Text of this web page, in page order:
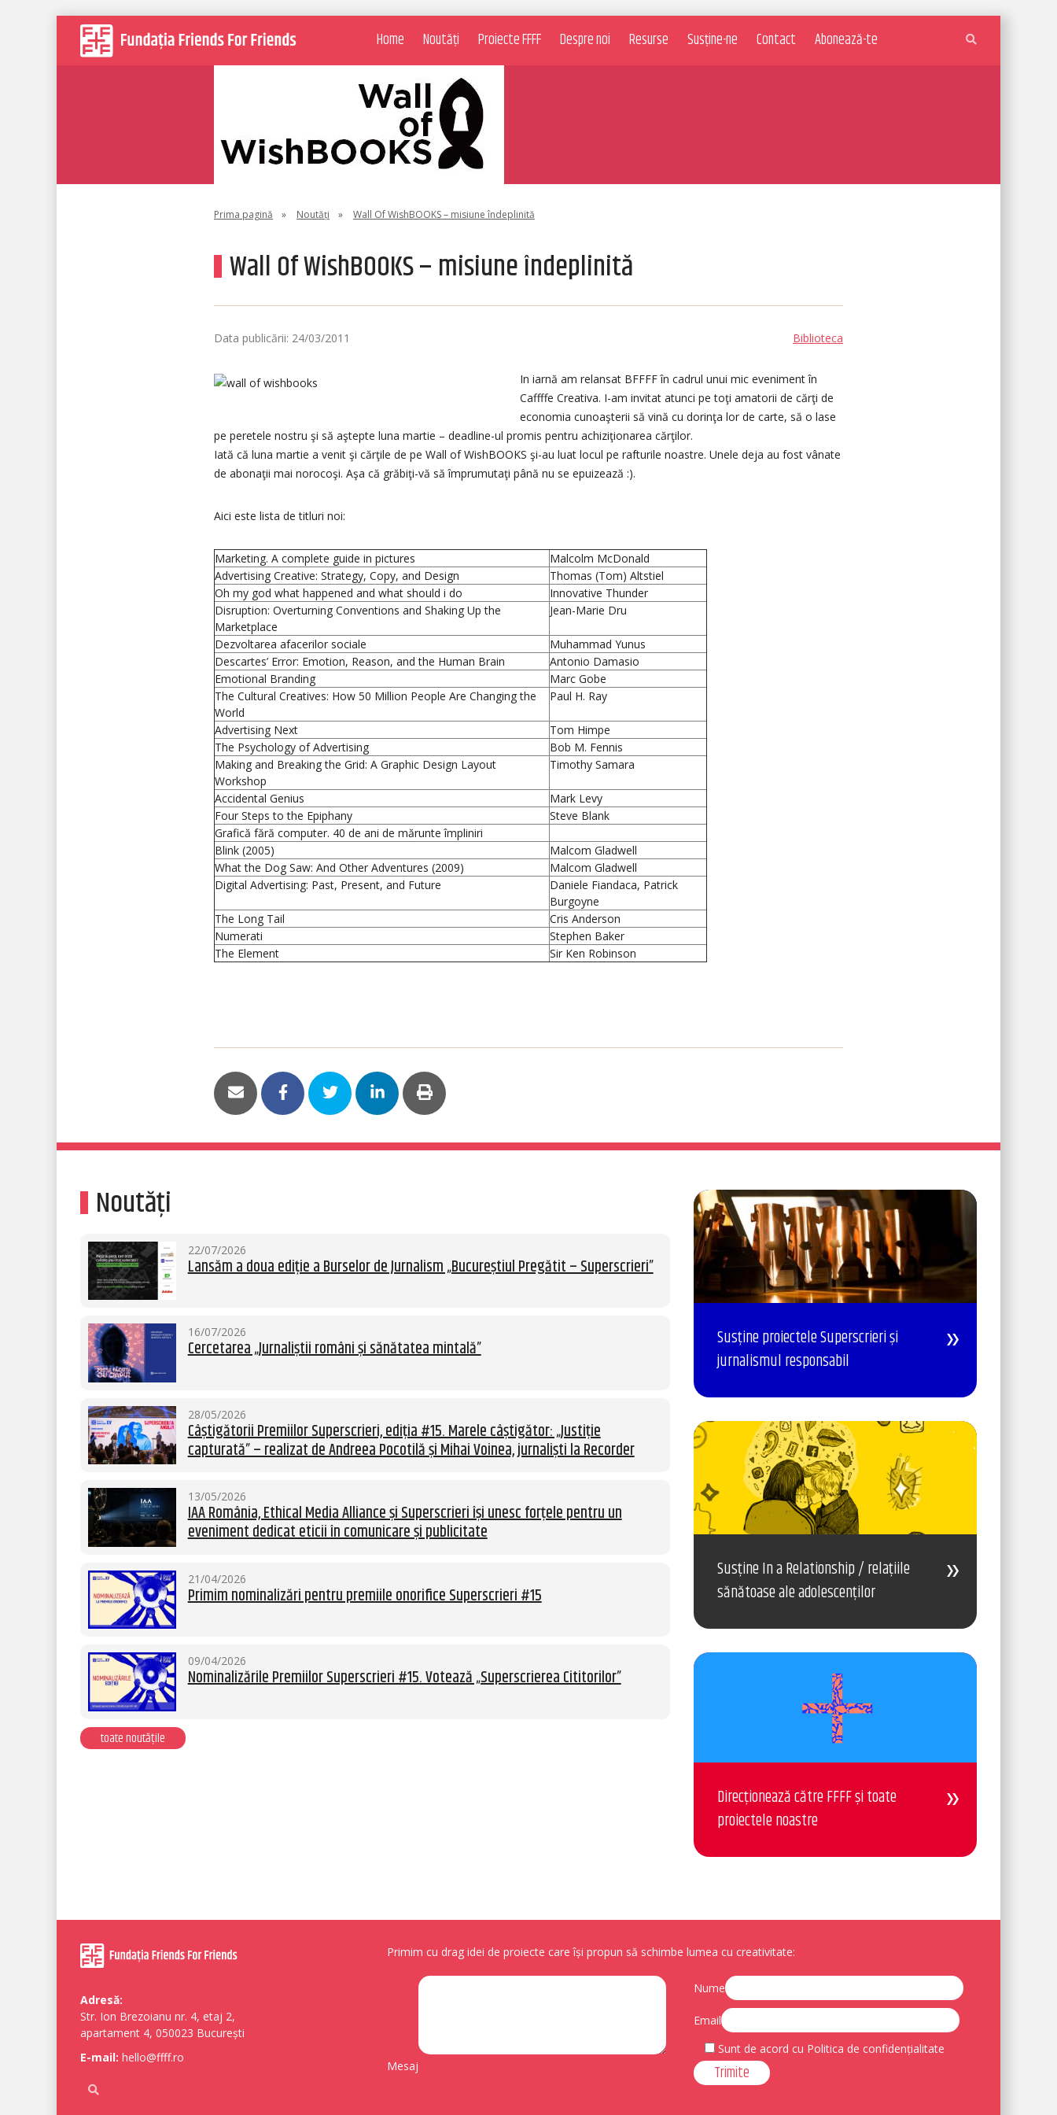
Home Noutăți Proiecte FFFF Despre noi Resurse Susține-ne Contact Abonează-te
Prima pagină » Noutăți » Wall Of WishBOOKS – misiune îndeplinită
Wall Of WishBOOKS – misiune îndeplinită
Data publicării: 24/03/2011 Biblioteca
In iarnă am relansat BFFFF în cadrul unui mic eveniment în
Caffffe Creativa. I-am invitat atunci pe toţi amatorii de cărţi de
economia cunoaşterii să vină cu dorinţa lor de carte, să o lase
pe peretele nostru şi să aştepte luna martie – deadline-ul promis pentru achiziţionarea cărţilor.
Iată că luna martie a venit şi cărţile de pe Wall of WishBOOKS şi-au luat locul pe rafturile noastre. Unele deja au fost vânate
de abonaţii mai norocoşi. Aşa că grăbiţi-vă să împrumutaţi până nu se epuizează :).
Aici este lista de titluri noi:
Marketing. A complete guide in pictures
Malcolm McDonald
Advertising Creative: Strategy, Copy, and Design
Thomas (Tom) Altstiel
Oh my god what happened and what should i do
Innovative Thunder
Disruption: Overturning Conventions and Shaking Up the
Marketplace
Jean-Marie Dru
Dezvoltarea afacerilor sociale
Muhammad Yunus
Descartes’ Error: Emotion, Reason, and the Human Brain
Antonio Damasio
Emotional Branding
Marc Gobe
The Cultural Creatives: How 50 Million People Are Changing the
World
Paul H. Ray
Advertising Next
Tom Himpe
The Psychology of Advertising
Bob M. Fennis
Making and Breaking the Grid: A Graphic Design Layout
Workshop
Timothy Samara
Accidental Genius
Mark Levy
Four Steps to the Epiphany
Steve Blank
Grafică fără computer. 40 de ani de mărunte împliniri
Blink (2005)
Malcom Gladwell
What the Dog Saw: And Other Adventures (2009)
Malcom Gladwell
Digital Advertising: Past, Present, and Future
Daniele Fiandaca, Patrick
Burgoyne
The Long Tail
Cris Anderson
Numerati
Stephen Baker
The Element
Sir Ken Robinson
Noutăți
22/07/2026
Lansăm a doua ediție a Burselor de Jurnalism „Bucureștiul Pregătit – Superscrieri”
16/07/2026
Cercetarea „Jurnaliștii români și sănătatea mintală”
28/05/2026
Câștigătorii Premiilor Superscrieri, ediția #15. Marele câștigător: „Justiție
capturată” – realizat de Andreea Pocotilă și Mihai Voinea, jurnaliști la Recorder
13/05/2026
IAA România, Ethical Media Alliance și Superscrieri își unesc forțele pentru un
eveniment dedicat eticii în comunicare și publicitate
21/04/2026
Primim nominalizări pentru premiile onorifice Superscrieri #15
09/04/2026
Nominalizările Premiilor Superscrieri #15. Votează „Superscrierea Cititorilor”
toate noutățile
Susține proiectele Superscrieri și
jurnalismul responsabil
Susține In a Relationship / relațiile
sănătoase ale adolescenților
Direcționează către FFFF și toate
proiectele noastre
Adresă:
Str. Ion Brezoianu nr. 4, etaj 2,
apartament 4, 050023 București
E-mail: hello@ffff.ro
Primim cu drag idei de proiecte care își propun să schimbe lumea cu creativitate:
Mesaj
Nume
Email
Sunt de acord cu Politica de confidențialitate